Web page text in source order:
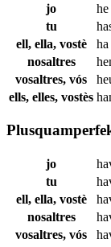
jo he
tu
ell, ella, vostè
ha
nosaltres
vosaltres, vós
ells, elles, vostès
jo
tu
ell, ella, vostè
nosaltres
vosaltres, vós